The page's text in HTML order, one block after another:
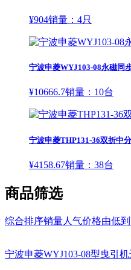
¥904销量： 4只
宁波申菱WYJ103-08永磁同
¥10666.7销量： 10台
宁波申菱THP131-36双折中
¥4158.67销量： 38台
商品筛选
综合排序销量人气价格由低
宁波申菱WYJ103-08型曳引